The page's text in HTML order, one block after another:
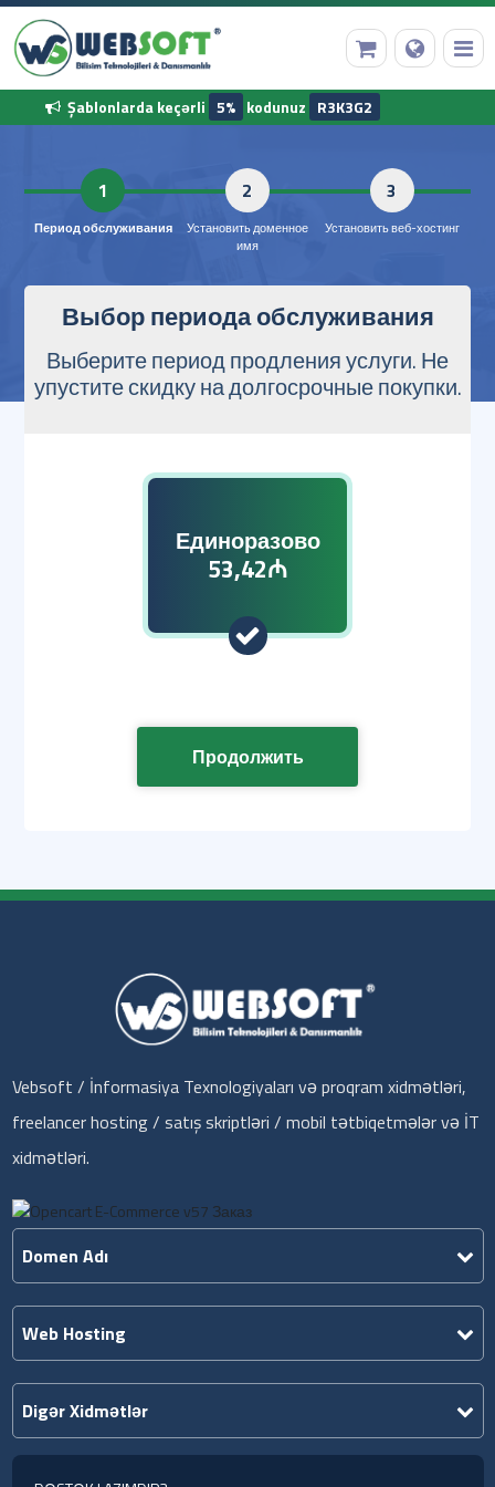
Şablonlarda keçərli 5% kodunuz R3K3G2
1
Период обслуживания
2
Установить доменное
Установить
Выбор периода обслуживания
Выберите период продления услуги. Не
упустите скидку на долгосрочные покупки.
Единоразово
53,42₼
Продолжить
Vebsoft / İnformasiya Texnologiyaları və proqram xidmətləri,
freelancer hosting / satış skriptləri / mobil tətbiqetmələr və İT
xidmətləri.
Domen Adı
Web Hosting
Digər Xidmətlər
Ana Səhifə
Web Hosting
Hazır Proqram
Korporativ Məlumatlarımız